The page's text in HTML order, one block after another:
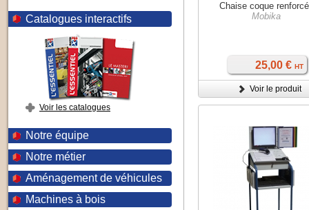
Catalogues interactifs
Voir les catalogues
Notre équipe
Notre métier
Aménagement de véhicules
Machines à bois
Chaise coque
Mobika
25,00 € HT
Voir le produit